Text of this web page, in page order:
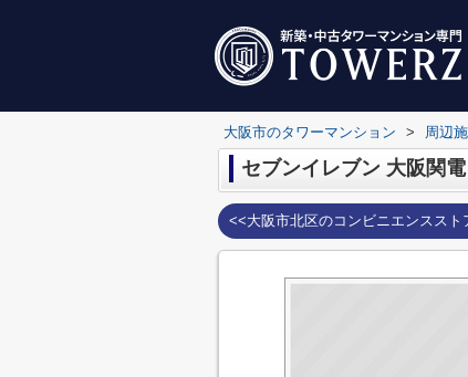
大阪市のタワーマンション > 周辺
セブンイレブン 大阪関
<<大阪市北区のコンビニエンススト